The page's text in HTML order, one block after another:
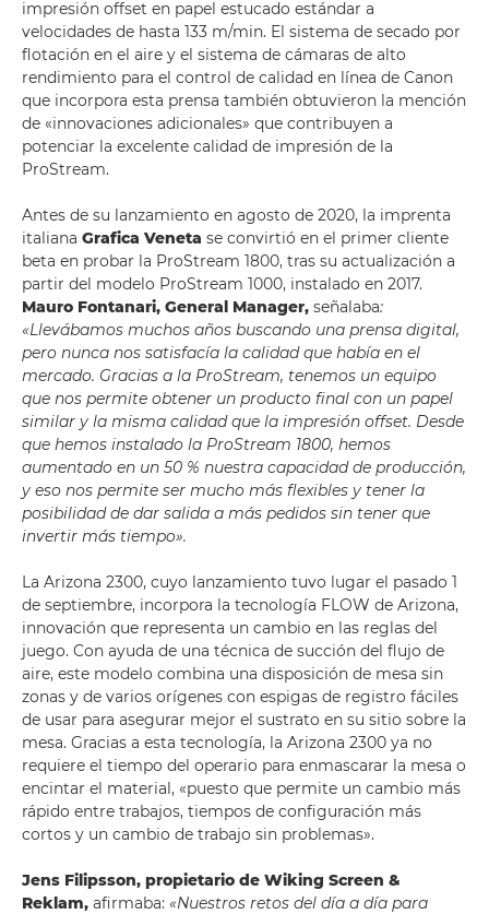
impresión offset en papel estucado estándar a
velocidades de hasta 133 m/min. El sistema de secado por
flotación en el aire y el sistema de cámaras de alto
rendimiento para el control de calidad en línea de Canon
que incorpora esta prensa también obtuvieron la mención
de «innovaciones adicionales» que contribuyen a
potenciar la excelente calidad de impresión de la
ProStream.
Antes de su lanzamiento en agosto de 2020, la imprenta
italiana Grafica Veneta se convirtió en el primer cliente
beta en probar la ProStream 1800, tras su actualización a
partir del modelo ProStream 1000, instalado en 2017.
Mauro Fontanari, General Manager, señalaba:
«Llevábamos muchos años buscando una prensa digital,
pero nunca nos satisfacía la calidad que había en el
mercado. Gracias a la ProStream, tenemos un equipo
que nos permite obtener un producto final con un papel
similar y la misma calidad que la impresión offset. Desde
que hemos instalado la ProStream 1800, hemos
aumentado en un 50 % nuestra capacidad de producción,
y eso nos permite ser mucho más flexibles y tener la
posibilidad de dar salida a más pedidos sin tener que
invertir más tiempo».
La Arizona 2300, cuyo lanzamiento tuvo lugar el pasado 1
de septiembre, incorpora la tecnología FLOW de Arizona,
innovación que representa un cambio en las reglas del
juego. Con ayuda de una técnica de succión del flujo de
aire, este modelo combina una disposición de mesa sin
zonas y de varios orígenes con espigas de registro fáciles
de usar para asegurar mejor el sustrato en su sitio sobre la
mesa. Gracias a esta tecnología, la Arizona 2300 ya no
requiere el tiempo del operario para enmascarar la mesa o
encintar el material, «puesto que permite un cambio más
rápido entre trabajos, tiempos de configuración más
cortos y un cambio de trabajo sin problemas».
Jens Filipsson, propietario de Wiking Screen &
Reklam, afirmaba: «Nuestros retos del día a día para